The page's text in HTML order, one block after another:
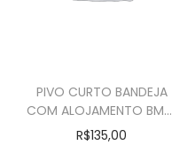
PIVO CURTO BANDEJA
COM ALOJAMENTO BMW
316 318 320 323 325 328
R$135,00